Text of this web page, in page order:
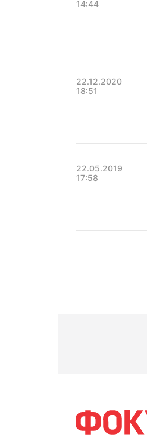
14:44
22.12.2020
18:51
22.05.2019
17:58